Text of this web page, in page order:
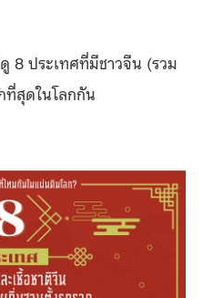
8 ประเทศที่มีชาวจีน (รวม
ที่สุดในโลกกัน